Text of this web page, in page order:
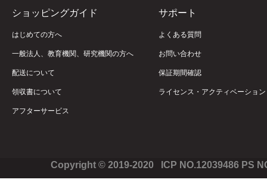
ショッピングガイド
はじめての方へ
一般法人、教育機関、研究機関の方へ
配送について
領収書について
アフターサービス
サポート
よくある質問
お問い合わせ
保証期間確認
ライセンス・アクティベーション
Copyright © 2019-2020 ICP NO.12039486 PS